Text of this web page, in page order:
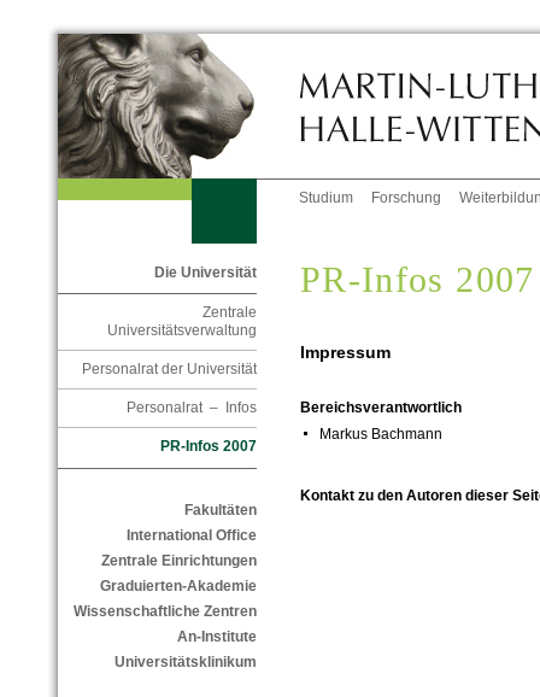
Studium Forschung
Die Universität
Zentrale
Universitätsverwaltung
Personalrat der Universität
Personalrat – Infos
PR-Infos 2007
Fakultäten
International Office
Zentrale Einrichtungen
Graduierten-Akademie
Wissenschaftliche Zentren
An-Institute
Universitätsklinikum
PR-Infos 2007
Impressum
Bereichsverantwortlich
Markus Bachmann
Kontakt zu den Autoren dieser